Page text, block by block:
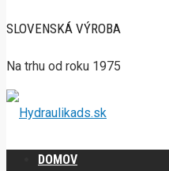
SLOVENSKÁ VÝROBA
Na trhu od roku 1975
DOMOV